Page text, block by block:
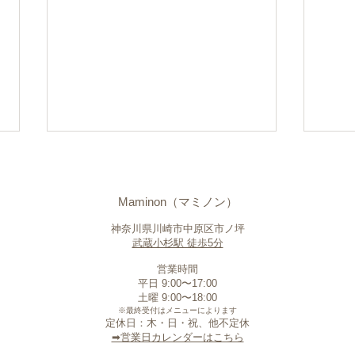
「まつ毛だけじゃない」気持
ちまで前向きになれたと嬉し
い口コミをいただきました
Maminon（マミノン）
神奈川県川崎市中原区市ノ坪
武蔵小杉駅 徒歩5分
営業時間
平日 9:00〜17:00
​土曜 9:00〜18:00
※最終受付はメニューによります
定休日：木・日・祝、他不定休
​➡︎営業日カレンダーはこちら